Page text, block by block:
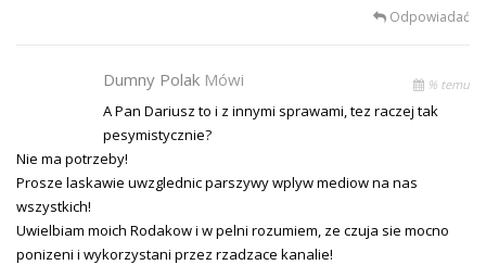
Odpowiadać
Dumny Polak Mówi % temu
A Pan Dariusz to i z innymi sprawami, tez raczej tak
pesymistycznie?
Nie ma potrzeby!
Prosze laskawie uwzglednic parszywy wplyw mediow na nas
wszystkich!
Uwielbiam moich Rodakow i w pelni rozumiem, ze czuja sie mocno
ponizeni i wykorzystani przez rzadzace kanalie!